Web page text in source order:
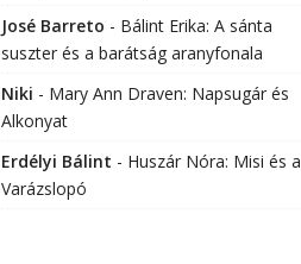
José Barreto - Bálint Erika: A sánta
suszter és a barátság aranyfonala
Niki - Mary Ann Draven: Napsugár és
Alkonyat
Erdélyi Bálint - Huszár Nóra: Misi és a
Varázslopó